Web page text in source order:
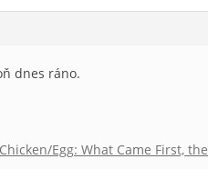
dnes ráno.
Chicken/Egg: What Came First,